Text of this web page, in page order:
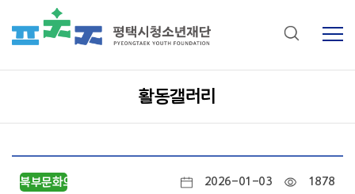
활동갤러리
북부문화의집 2026-01-03 1878